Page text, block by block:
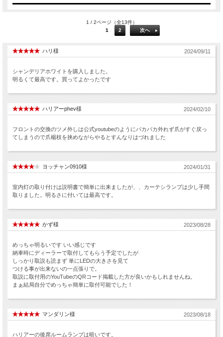
1 / 2ページ（全13件）
1
2 次へ
ハリ様 2024/09/11
シャンデリアホワイトを購入しました。
明るくて最高です。買ってよかったです
ハリアーphev様 2024/02/10
フロントの交換のツメ外しは公式youtubeのようにパカパカ外れず爪がすぐ戻っ
てしまうので爪楊枝を挟めながらやるとすんなりはづれました
ヨッチャン0910様 2024/01/31
室内灯の取り付けは説明書で簡単に出来ましたが、、カーテシランプは少し手間
取りました。明るさに付いては最高です。
かず様 2023/08/28
めっちゃ明るいです いい感じです
納車時にディーラーで取付してもらう予定でしたが
しっかり取説も読まず 単にLEDの大きさを見て
つける事が出来ないの一点張りで。
取説に取付用のYouTubeのQRコード掲載した方が良いかもしれませんね。
まぁ結局自分でめっちゃ簡単に取付可能でした！
マンダリン様 2023/08/18
ハリアーの後席ルームランプは暗いです。